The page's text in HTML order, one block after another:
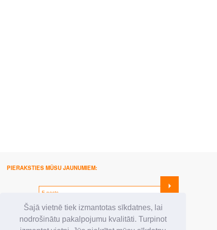
Šajā vietnē tiek izmantotas sīkdatnes, lai
nodrošinātu pakalpojumu kvalitāti. Turpinot
PIERAKSTIES MŪSU JAUNUMIEM:
SEKO MUMS: